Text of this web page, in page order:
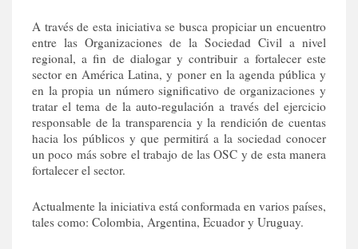
A través de esta iniciativa se busca propiciar un encuentro
entre las Organizaciones de la Sociedad Civil a nivel
regional, a fin de dialogar y contribuir a fortalecer este
sector en América Latina, y poner en la agenda pública y
en la propia un número significativo de organizaciones y
tratar el tema de la auto-regulación a través del ejercicio
responsable de la transparencia y la rendición de cuentas
hacia los públicos y que permitirá a la sociedad conocer
un poco más sobre el trabajo de las OSC y de esta manera
fortalecer el sector.
Actualmente la iniciativa está conformada en varios países,
tales como: Colombia, Argentina, Ecuador y Uruguay.